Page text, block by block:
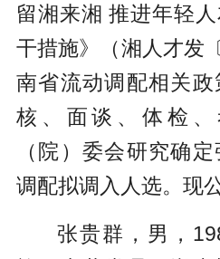
留湘来湘 推进年轻
干措施》（湘人才发
南省流动调配相关
核、面谈、体检
（院）委会研究确
调配拟调入人选。现
张贵群，男，